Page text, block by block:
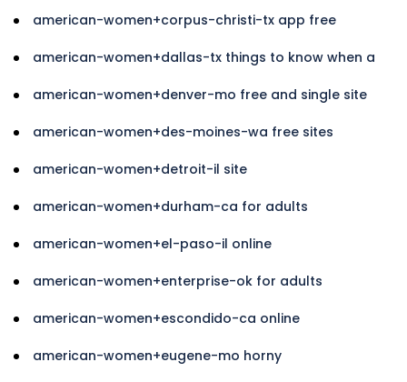
american-women+corpus-christi-tx app free
american-women+dallas-tx things to know when a
american-women+denver-mo free and single site
american-women+des-moines-wa free sites
american-women+detroit-il site
american-women+durham-ca for adults
american-women+el-paso-il online
american-women+enterprise-ok for adults
american-women+escondido-ca online
american-women+eugene-mo horny